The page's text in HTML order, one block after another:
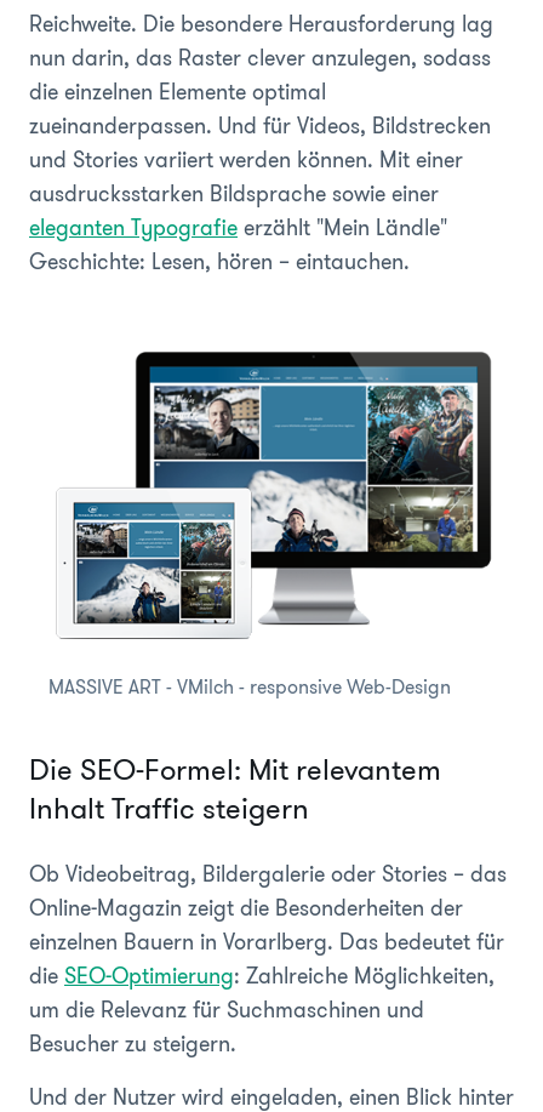
Reichweite. Die besondere Herausforderung lag
nun darin, das Raster clever anzulegen, sodass
die einzelnen Elemente optimal
zueinanderpassen. Und für Videos, Bildstrecken
und Stories variiert werden können. Mit einer
ausdrucksstarken Bildsprache sowie einer
eleganten Typografieerzählt "Mein Ländle"
Geschichte: Lesen, hören – eintauchen.
MASSIVE ART - VMilch - responsive Web-Design
Die SEO-Formel: Mit relevantem
Inhalt Traffic steigern
Ob Videobeitrag, Bildergalerie oder Stories – das
Online-Magazin zeigt die Besonderheiten der
einzelnen Bauern in Vorarlberg. Das bedeutet für
die SEO-Optimierung: Zahlreiche Möglichkeiten,
um die Relevanz für Suchmaschinen und
Besucher zu steigern.
Und der Nutzer wird eingeladen, einen Blick hinter